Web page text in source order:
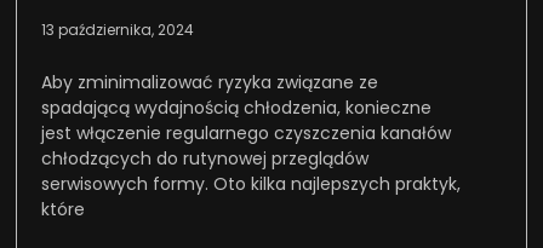
13 października, 2024
Aby zminimalizować ryzyka związane ze
spadającą wydajnością chłodzenia, konieczne
jest włączenie regularnego czyszczenia kanałów
chłodzących do rutynowej przeglądów
serwisowych formy. Oto kilka najlepszych praktyk,
które